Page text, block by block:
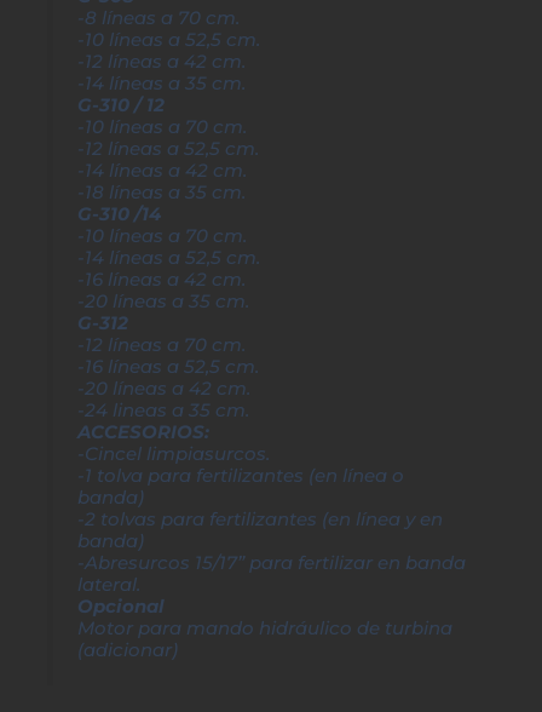
-8 líneas a 70 cm.
-10 líneas a 52,5 cm.
-12 líneas a 42 cm.
-14 líneas a 35 cm.
G-310 / 12
-10 líneas a 70 cm.
-12 líneas a 52,5 cm.
-14 líneas a 42 cm.
-18 líneas a 35 cm.
G-310 /14
-10 líneas a 70 cm.
-14 líneas a 52,5 cm.
-16 líneas a 42 cm.
-20 líneas a 35 cm.
G-312
-12 líneas a 70 cm.
-16 líneas a 52,5 cm.
-20 líneas a 42 cm.
-24 lineas a 35 cm.
ACCESORIOS:
-Cincel limpiasurcos.
-1 tolva para fertilizantes (en línea o
banda)
-2 tolvas para fertilizantes (en línea y en
banda)
-Abresurcos 15/17” para fertilizar en banda
lateral.
Opcional
Motor para mando hidráulico de turbina
(adicionar)